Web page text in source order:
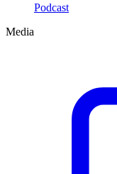
Podcast
Media